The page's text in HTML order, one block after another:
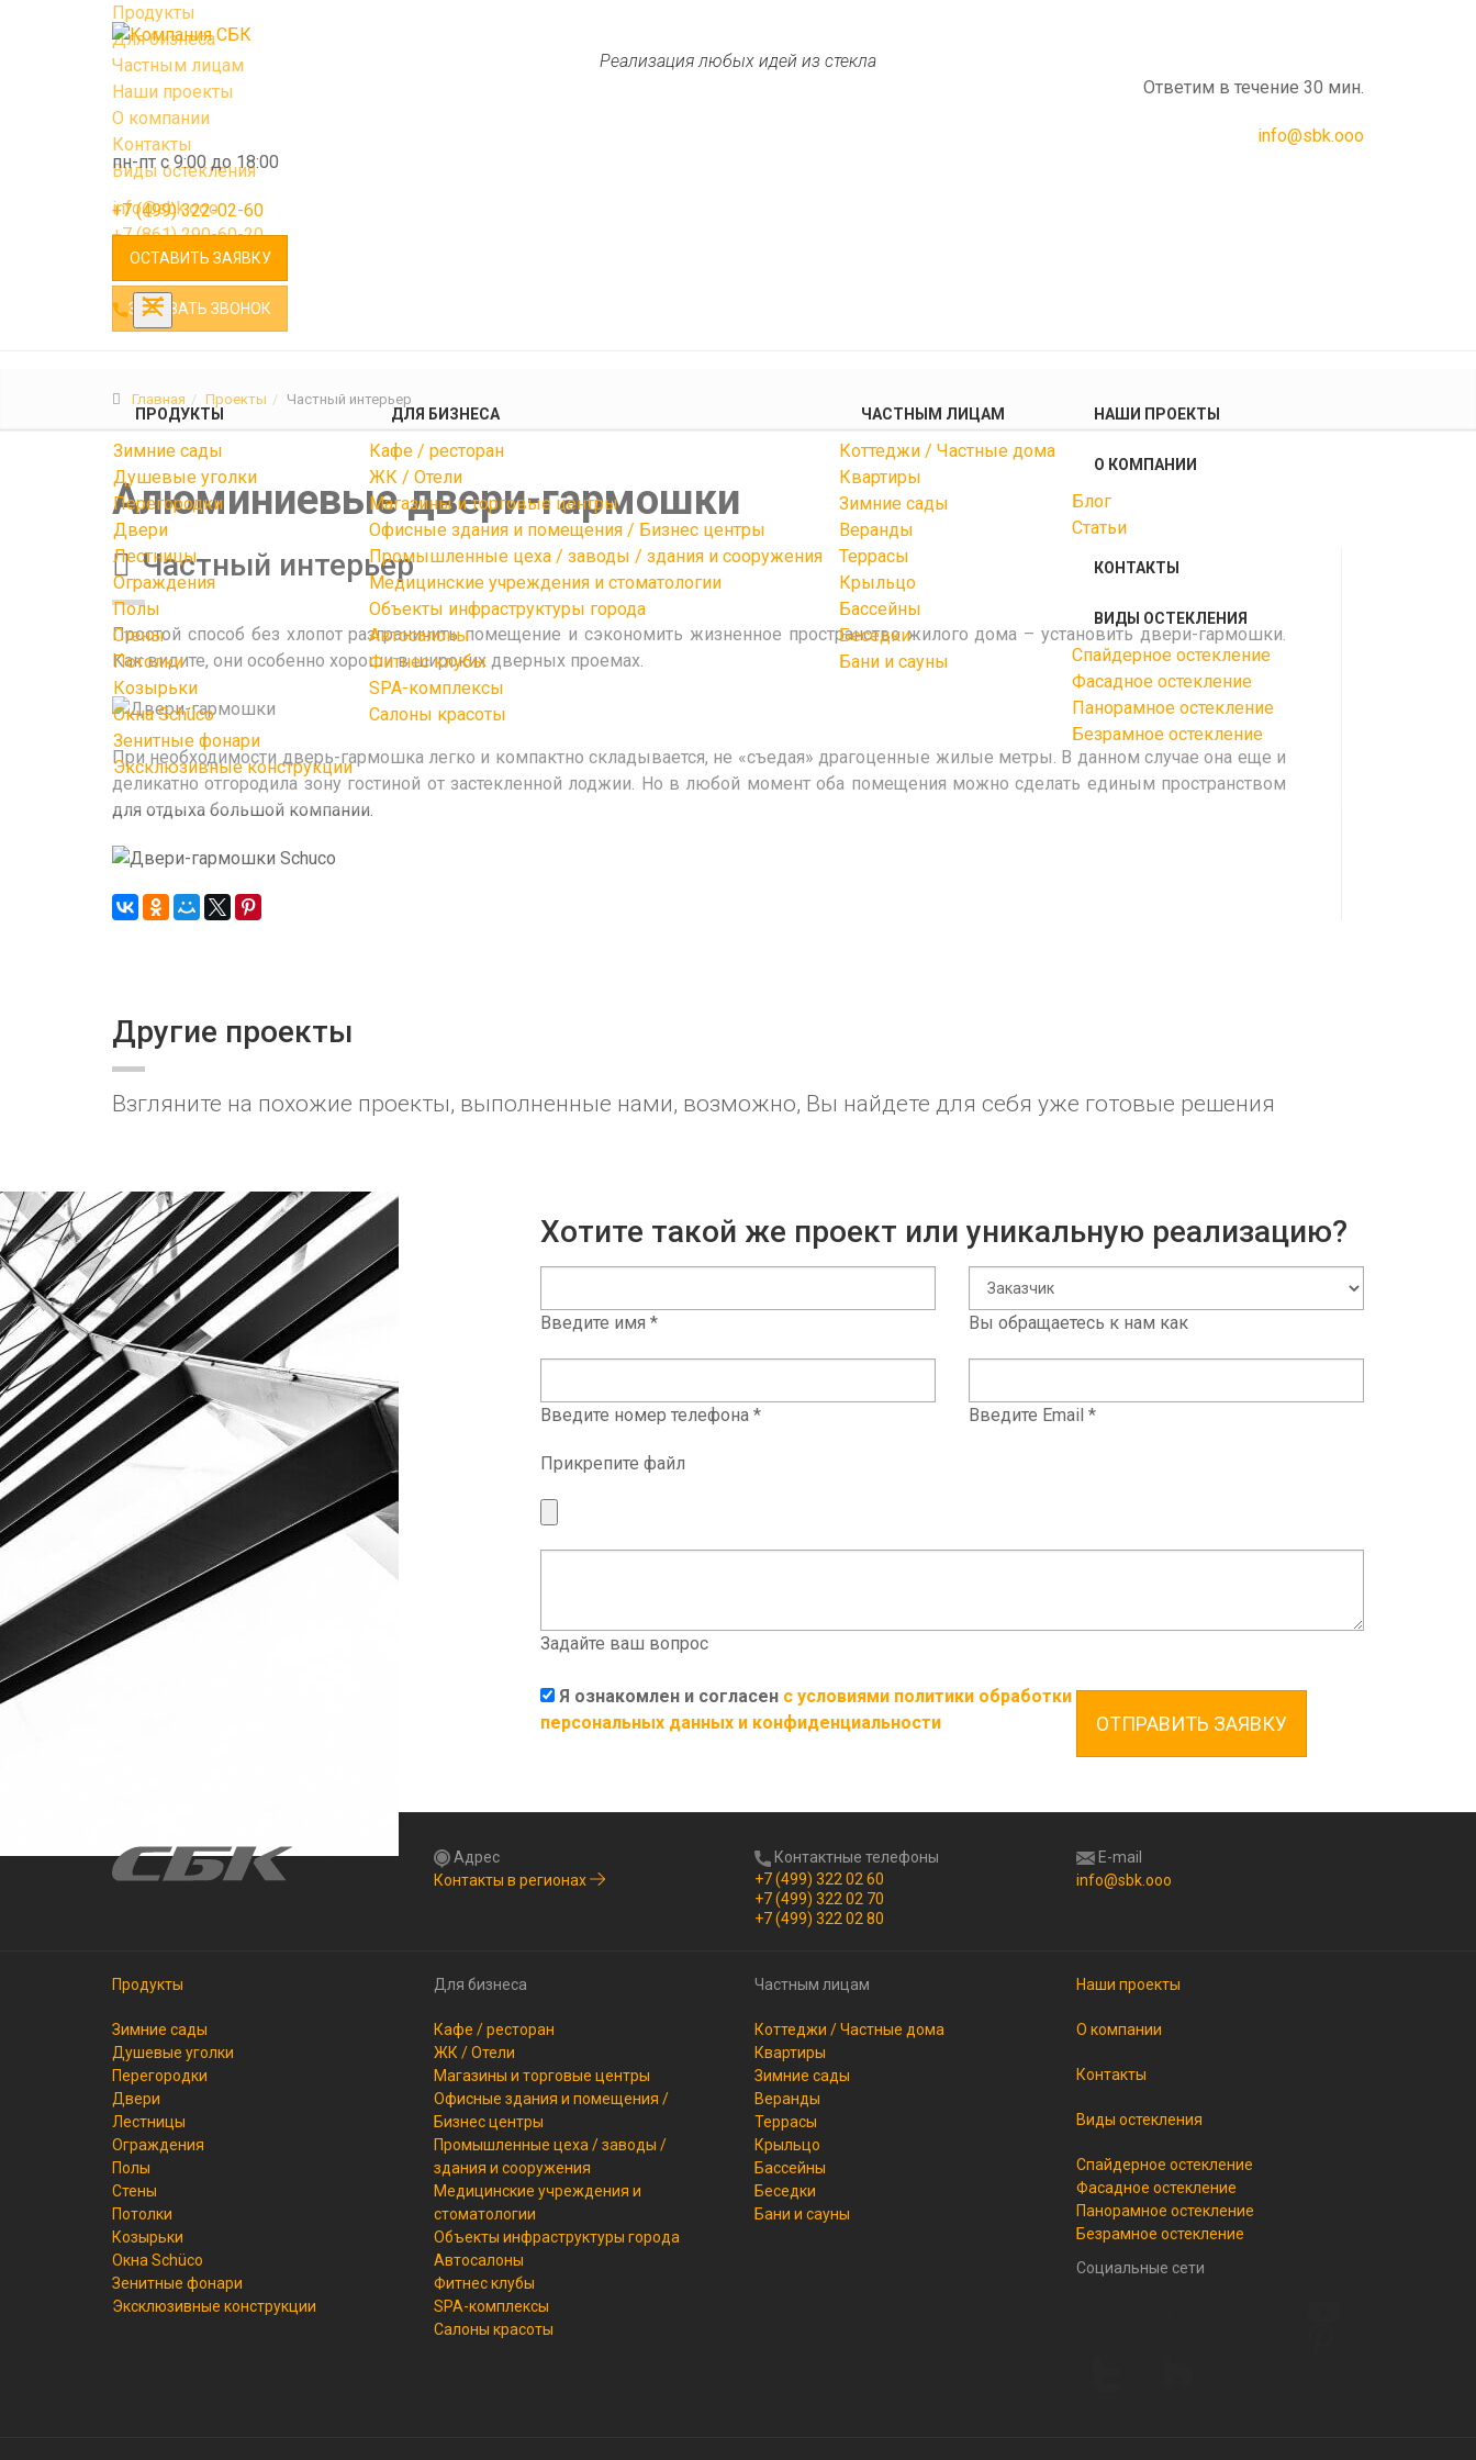
Реализация любых идей из стекла
Ответим в течение 30 мин.
info@sbk.ooo
пн-пт с 9:00 до 18:00
+7 (499) 322-02-60
ОСТАВИТЬ ЗАЯВКУ
ПРОДУКТЫ
Зимние сады
Душевые уголки
Перегородки
Двери
Лестницы
Ограждения
Полы
Стены
Потолки
Козырьки
Окна Schüco
Зенитные фонари
Эксклюзивные конструкции
ДЛЯ БИЗНЕСА
Кафе / ресторан
ЖК / Отели
Магазины и торговые центры
Офисные здания и помещения / Бизнес центры
Промышленные цеха / заводы / здания и сооружения
Медицинские учреждения и стоматологии
Объекты инфраструктуры города
Автосалоны
Фитнес клубы
SPA-комплексы
Салоны красоты
ЧАСТНЫМ ЛИЦАМ
Коттеджи / Частные дома
Квартиры
Зимние сады
Веранды
Террасы
Крыльцо
Бассейны
Беседки
Бани и сауны
НАШИ ПРОЕКТЫ
О КОМПАНИИ
Блог
Статьи
КОНТАКТЫ
ВИДЫ ОСТЕКЛЕНИЯ
Спайдерное остекление
Фасадное остекление
Панорамное остекление
Безрамное остекление
Продукты
Для бизнеса
Частным лицам
Наши проекты
О компании
Контакты
Виды остекления
info@sbk.ooo
+7 (861) 290-60-20
ЗАКАЗАТЬ ЗВОНОК
Главная Проекты Частный интерьер
Алюминиевые двери-гармошки
Частный интерьер
Простой способ без хлопот разграничить помещение и сэкономить жизненное пространство жилого дома – установить двери-гармошки.
Как видите, они особенно хороши в широких дверных проемах.
При необходимости дверь-гармошка легко и компактно складывается, не «съедая» драгоценные жилые метры. В данном случае она еще и
деликатно отгородила зону гостиной от застекленной лоджии. Но в любой момент оба помещения можно сделать единым пространством
для отдыха большой компании.
Другие проекты
Взгляните на похожие проекты, выполненные нами, возможно, Вы найдете для себя уже готовые решения
Хотите такой же проект или уникальную реализацию?
Введите имя * Вы обращаетесь к нам как
Введите номер телефона * Введите Email *
Прикрепите файл
Задайте ваш вопрос
Я ознакомлен и согласен с условиями политики обработки
персональных данных и конфиденциальности
ОТПРАВИТЬ ЗАЯВКУ
Адрес
Контакты в регионах
Контактные телефоны
+7 (499) 322 02 60
+7 (499) 322 02 70
+7 (499) 322 02 80
E-mail
info@sbk.ooo
Продукты
Зимние сады
Душевые уголки
Перегородки
Двери
Лестницы
Ограждения
Полы
Стены
Потолки
Козырьки
Окна Schüco
Зенитные фонари
Эксклюзивные конструкции
Для бизнеса
Кафе / ресторан
ЖК / Отели
Магазины и торговые центры
Офисные здания и помещения /
Бизнес центры
Промышленные цеха / заводы /
здания и сооружения
Медицинские учреждения и
стоматологии
Объекты инфраструктуры города
Автосалоны
Фитнес клубы
SPA-комплексы
Салоны красоты
Частным лицам
Коттеджи / Частные дома
Квартиры
Зимние сады
Веранды
Террасы
Крыльцо
Бассейны
Беседки
Бани и сауны
Наши проекты
О компании
Контакты
Виды остекления
Спайдерное остекление
Фасадное остекление
Панорамное остекление
Безрамное остекление
Социальные сети